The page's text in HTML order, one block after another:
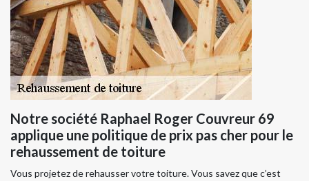
Notre société Raphael Roger Couvreur 69
applique une politique de prix pas cher pour le
rehaussement de toiture
Vous projetez de rehausser votre toiture. Vous savez que c’est